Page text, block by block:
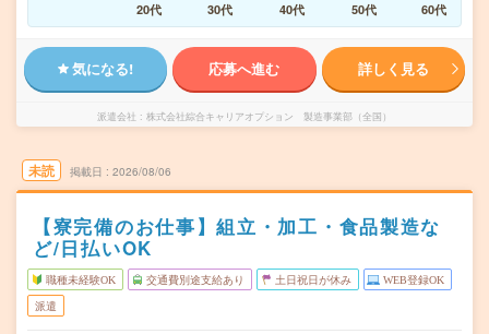
20代
30代 40代 50代 60代
気になる! 応募へ進む 詳しく見る
派遣会社 株式会社綜合キャリアオプション 製造事業部（全国）
未読 掲載日 2026/08/06
【寮完備のお仕事】組立・加工・食品製造な
ど/日払いOK
職種未経験OK 交通費別途支給あり 土日祝日が休み WEB登録OK
派遣